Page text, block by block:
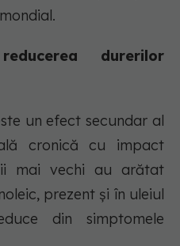
durerilor
un efect secundar al
cronică cu impact
mai vechi au arătat
prezent și în uleiul
din simptomele